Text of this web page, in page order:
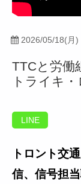
2026/05/18(月)
TTCと労働
トライキ
LINE
トロント交
信、信号担